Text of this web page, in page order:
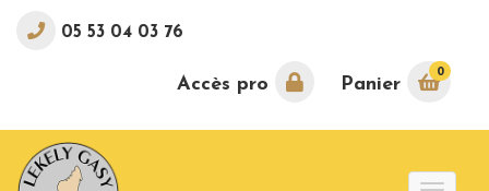
05 53 04 03 76
Accès pro Panier
0